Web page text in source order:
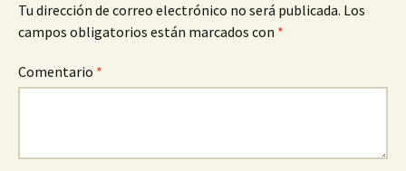
Tu dirección de correo electrónico no será publicada. Los
campos obligatorios están marcados con *
Comentario *